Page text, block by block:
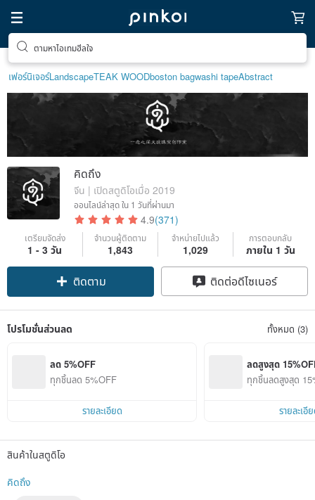
ตามหาไอเทมฮีลใจ
เฟอร์นิเจอร์LandscapeTEAK WOODboston bagwashi tapeAbstract
คิดถึง
จีน | เปิดสตูดิโอเมื่อ 2019
ออนไลน์ล่าสุดใน 1 วันที่ผ่านมา
4.9(371)
เตรียมจัดส่ง
1 - 3 วัน
จำนวนผู้ติดตาม
1,843
จำหน่ายไปแล้ว
1,029
การตอบกลับ
ภายใน 1 วัน
ติดตาม ติดต่อดีไซเนอร์
โปรโมชั่นส่วนลด ทั้งหมด (3)
ลด 5%OFF
ทุกชิ้นลด 5%OFF
รายละเอียด
ลดสูงสุด
ทุกชิ้นลดสูงสุด
รายละเอี
สินค้าในสตูดิโอ
คิดถึง